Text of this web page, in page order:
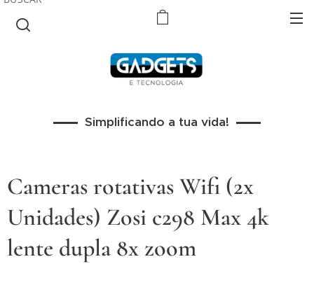
Simplificando a tua vida!
Cameras rotativas Wifi (2x
Unidades) Zosi c298 Max 4k
lente dupla 8x zoom